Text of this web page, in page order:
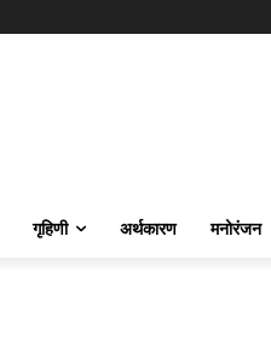
गृहिणी अर्थकारण मनोरंजन